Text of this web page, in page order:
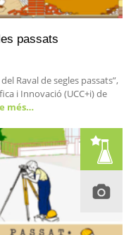
passats
Raval de segles passats”,
i Innovació (UCC+i) de
més…